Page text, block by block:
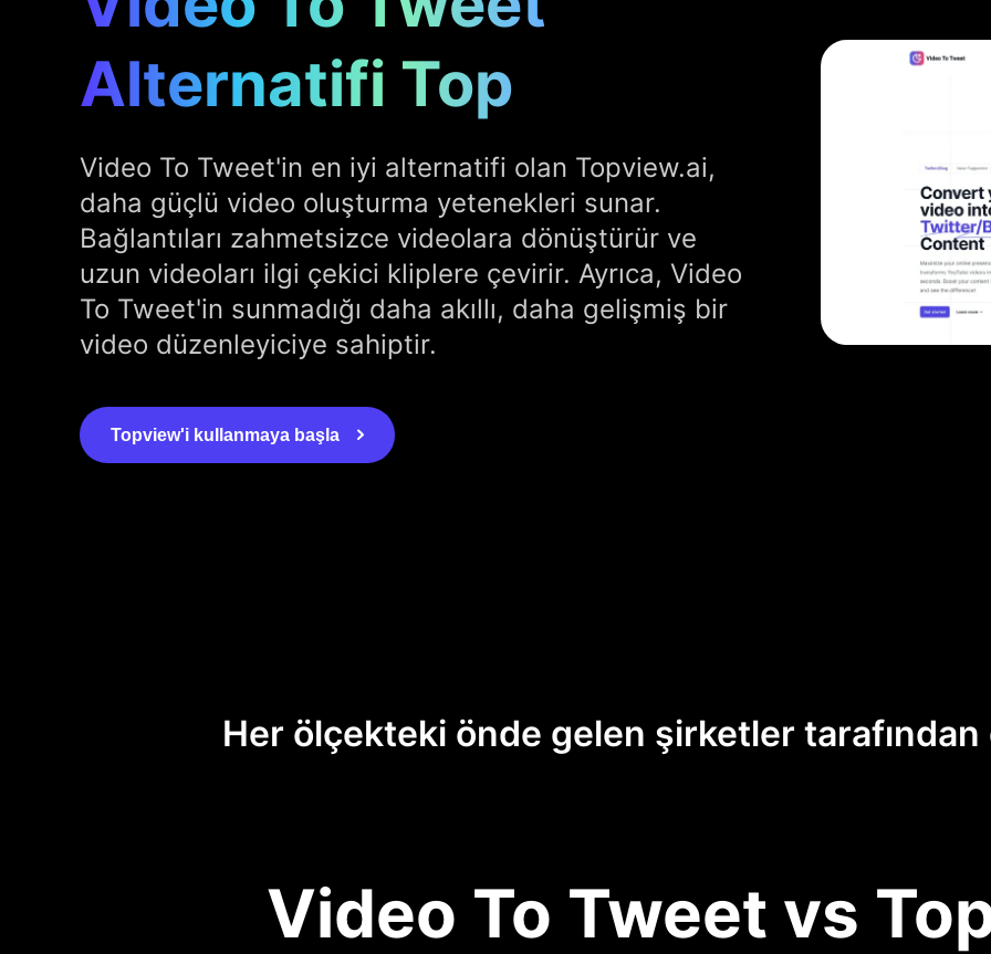
Alternatifi Top
Video To Tweet'in en iyi alternatifi olan Topview.ai,
daha güçlü video oluşturma yetenekleri sunar.
Bağlantıları zahmetsizce videolara dönüştürür ve
uzun videoları ilgi çekici kliplere çevirir. Ayrıca, Video
To Tweet'in sunmadığı daha akıllı, daha gelişmiş bir
video düzenleyiciye sahiptir.
Topview'i kullanmaya başla
Her ölçekteki önde gelen şirketler
Video To Tweet vs